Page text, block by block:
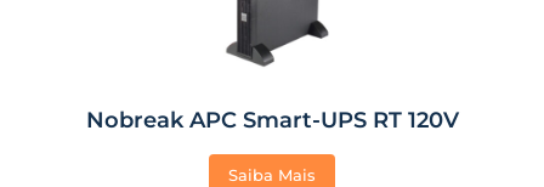
Nobreak APC Smart-UPS RT 120V
Saiba Mais